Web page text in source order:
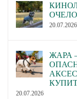
20.07.2026
ЖАРА
20.07.2026